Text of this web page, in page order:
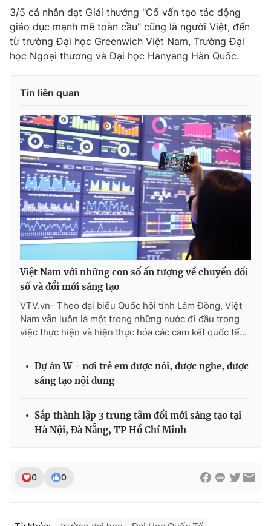
Giải sao mai
Chất lượng cuộc sống
Tuyển sinh
Học trực tuyến
Công nghệ
Hitech Công nghệ tương lai
Thị trường
Tư vấn
Giao lưu trực tuyến
Lịch phát sóng
Chuyên mục khác
Emagazine Podcast
Photo Infographic
Video Shorts video
VTV Money VTV Thể thao
VTV Sức khoẻ Bất động sản
Thị trường 24h Tấm lòng Việt
Vươn mình bằng AI
VTV9 VTV8
3/5 cá nhân đạt Giải thưởng "Cố vấn tạo tác động
giáo dục mạnh mẽ toàn cầu" cũng là người Việt, đến
từ trường Đại học Greenwich Việt Nam, Trường Đại
học Ngoại thương và Đại học Hanyang Hàn Quốc.
Tin liên quan
Việt Nam với những con số ấn tượng về chuyển đổi
số và đổi mới sáng tạo
VTV.vn- Theo đại biểu Quốc hội tỉnh Lâm Đồng, Việt
Nam vẫn luôn là một trong những nước đi đầu trong
việc thực hiện và hiện thực hóa các cam kết quốc tế...
Dự án W - nơi trẻ em được nói, được nghe, được
sáng tạo nội dung
Sắp thành lập 3 trung tâm đổi mới sáng tạo tại
Hà Nội, Đà Nẵng, TP Hồ Chí Minh
0 0